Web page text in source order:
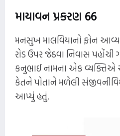
માયાવન પ્રકરણ 66
મનસુખ માલવિયાનો ફોન
રોડ ઉપર જેઠવા નિવાસ પહોંચી
કનુભાઈ નામના એક વ્યક્તિએ
કેતને પોતાને મળેલી
આપ્યું હતું.